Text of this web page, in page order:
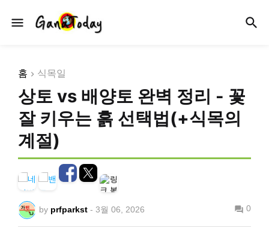
홈 식목일
상토 vs 배양토 완벽 정리 - 꽃
잘 키우는 흙 선택법(+식목의
계절)
by prfparkst - 3월 06, 2026 0